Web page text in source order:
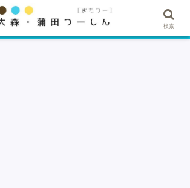
★記事・広告掲載希望はこちら★ 検索